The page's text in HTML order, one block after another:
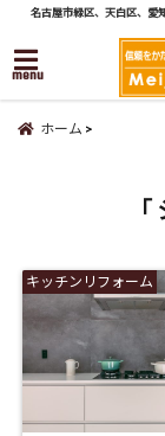
名古屋市緑区、天白区、愛
menu
ホーム
キッチンリフォーム